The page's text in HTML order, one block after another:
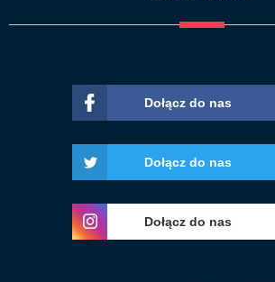
Dołącz do nas
Dołącz do nas
Dołącz do nas